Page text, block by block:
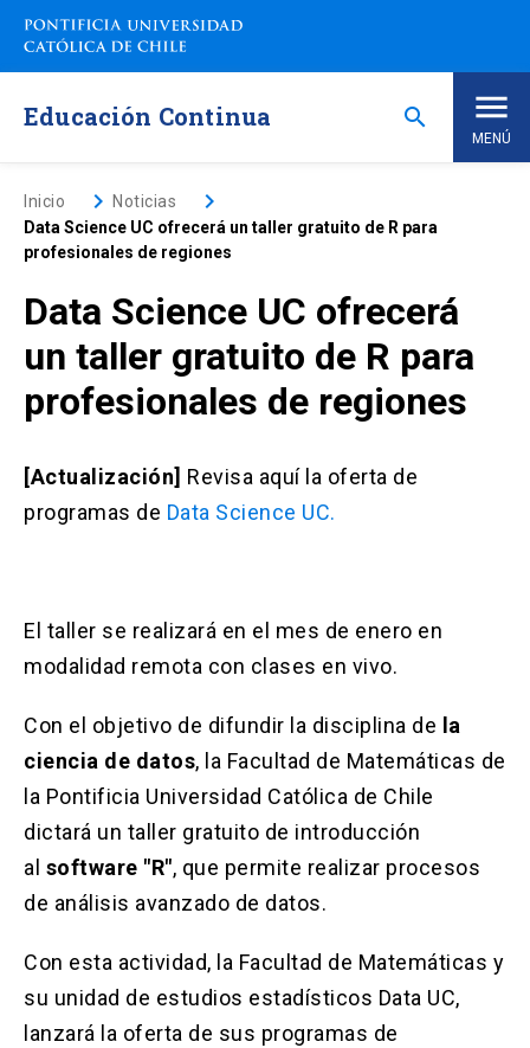
Saltar
contenido
Educación Continua search
MENÚ
Inicio
Nosotros
Programas de Estudio
Programas Corporativos
Noticias
en
enlace
abre
una
pestaña)
Pagos y Convenios(El
abre
en
nueva
pestaña)
ACCESOS UC
(El
se
abre
en
una
pestaña)
(El
se
abre
en
una
pestaña)
Correo launch
enlace
se
una
nueva
pestaña)
Inicio keyboard_arrow_rightNoticias keyboard_arrow_right
Data Science UC ofrecerá un taller gratuito de R para
profesionales de regiones
Data Science UC ofrecerá
un taller gratuito de R para
profesionales de regiones
[Actualización] Revisa aquí la oferta de
programas de Data Science UC.
El taller se realizará en el mes de enero en
modalidad remota con clases en vivo.
Con el objetivo de difundir la disciplina de la
ciencia de datos, la Facultad de Matemáticas de
la Pontificia Universidad Católica de Chile
dictará un taller gratuito de introducción
al software "R", que permite realizar procesos
de análisis avanzado de datos.
Con esta actividad, la Facultad de Matemáticas y
su unidad de estudios estadísticos Data UC,
lanzará la oferta de sus programas de